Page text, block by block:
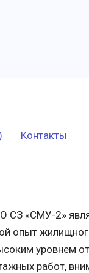
Контакты
СЗ «СМУ-2»
опыт
уровнем
работ,